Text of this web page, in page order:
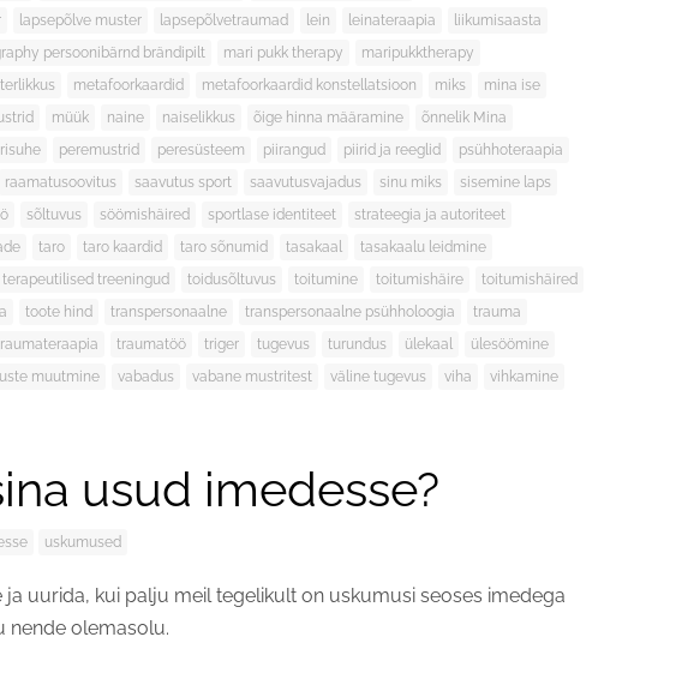
lapsepõlve muster lapsepõlvetraumad lein leinateraapia
liikumisaasta
persoonibärnd brändipilt mari pukk therapy
maripukktherapy
metafoorkaardid metafoorkaardid konstellatsioon miks
mina ise
müük naine naiselikkus õige hinna määramine
õnnelik Mina
peremustrid peresüsteem piirangud piirid ja reeglid
psühhoteraapia
raamatusoovitus saavutus sport saavutusvajadus sinu miks
sisemine laps
sõltuvus söömishäired sportlase identiteet
strateegia ja autoriteet
taro taro kaardid taro sõnumid tasakaal
tasakaalu leidmine
terapeutilised treeningud toidusõltuvus toitumine toitumishäire
toitumishäired
toote hind transpersonaalne transpersonaalne psühholoogia
trauma
traumatöö triger tugevus turundus ülekaal
ülesöömine
muutmine vabadus vabane mustritest väline tugevus viha vihkamine
usud imedesse?
uskumused
ja uurida, kui palju meil tegelikult on uskumusi seoses imedega
nende olemasolu.